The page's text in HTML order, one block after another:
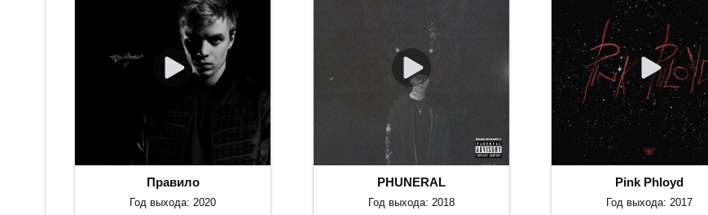
Правило
Год выхода: 2020
PHUNERAL
Год выхода: 2018
Pink Phloyd
Год выхода: 2017